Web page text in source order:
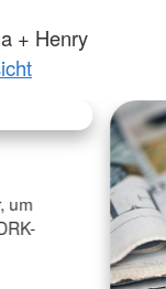
+ Henry
um